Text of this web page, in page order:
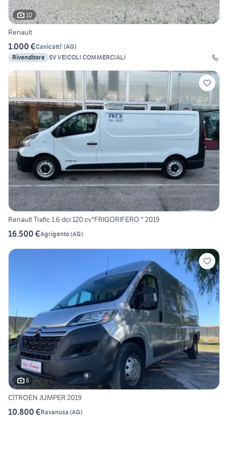
10
Renault
1.000 €Canicatti' (AG)
Rivenditore SV VEICOLI COMMERCIALI
Renault Trafic 1.6 dci 120 cv"FRIGORIFERO " 2019
16.500 €Agrigento(AG)
6
CITROEN JUMPER 2019
10.800 €Ravanusa (AG)